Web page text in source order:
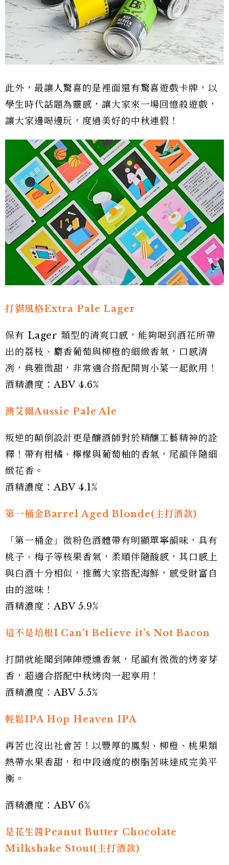
此外，最讓人驚喜的是裡面還有驚喜遊戲卡牌，以
學生時代話題為靈感，讓大家來一場回憶殺遊戲，
讓大家邊喝邊玩，度過美好的中秋連假！
打貓風格Extra Pale Lager
保有 Lager 類型的清爽口感，能夠喝到酒花所帶
出的荔枝、麝香葡萄與柳橙的細緻香氣，口感清
冽，典雅微甜，非常適合搭配開胃小菜一起飲用！
酒精濃度：ABV 4.6%
澳艾爾Aussie Pale Ale
叛逆的顛倒設計更是釀酒師對於精釀工藝精神的詮
釋！帶有柑橘、檸檬與葡萄柚的香氣，尾韻伴隨細
緻花香。
酒精濃度：ABV 4.1%
第一桶金Barrel Aged Blonde(主打酒款)
「第一桶金」微粉色酒體帶有明顯單寧韻味，具有
桃子、梅子等核果香氣，柔順伴隨酸感，其口感上
與白酒十分相似，推薦大家搭配海鮮，感受財富自
由的滋味！
酒精濃度：ABV 5.9%
這不是培根I Can’t Believe it’s Not Bacon
打開就能聞到陣陣煙燻香氣，尾韻有微微的烤麥芽
香，超適合搭配中秋烤肉一起享用！
酒精濃度：ABV 5.5%
輕鬆IPA Hop Heaven IPA
再苦也沒出社會苦！以豐厚的鳳梨、柳橙、桃果類
熱帶水果香甜，和中段適度的樹脂苦味達成完美平
衡。
酒精濃度：ABV 6%
是花生醬Peanut Butter Chocolate
Milkshake Stout(主打酒款)